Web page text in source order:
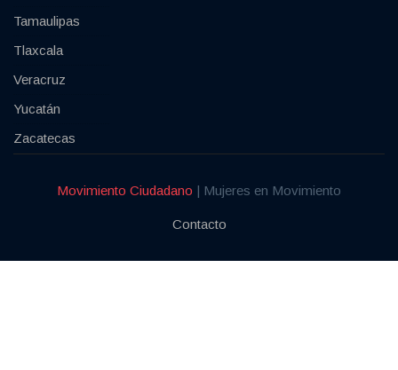
Tamaulipas
Tlaxcala
Veracruz
Yucatán
Zacatecas
Movimiento Ciudadano | Mujeres en Movimiento
Contacto